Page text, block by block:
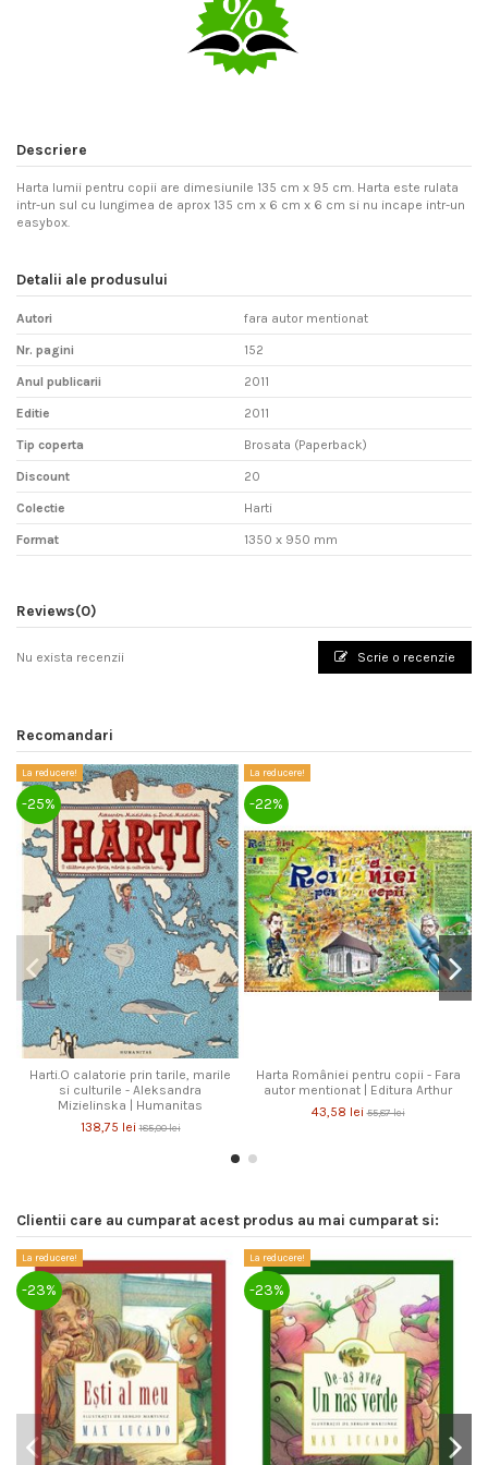
Descriere
Harta lumii pentru copii are dimesiunile 135 cm x 95 cm. Harta este rulata
intr-un sul cu lungimea de aprox 135 cm x 6 cm x 6 cm si nu incape intr-un
easybox.
Detalii ale produsului
Autori fara autor mentionat
Nr. pagini 152
Anul publicarii 2011
Editie 2011
Tip coperta Brosata (Paperback)
Discount 20
Colectie Harti
Format 1350 x 950 mm
Reviews(0)
Nu exista recenzii Scrie o recenzie
Recomandari
La reducere!
-25%
Harti.O calatorie prin tarile, marile
si culturile - Aleksandra
Mizielinska | Humanitas
138,75 lei185,00 lei
La reducere!
-22%
Harta României pentru copii - Fara
autor mentionat | Editura Arthur
43,58 lei55,87 lei
Clientii care au cumparat acest produs au mai cumparat si:
La reducere!
-23%
La reducere!
-23%